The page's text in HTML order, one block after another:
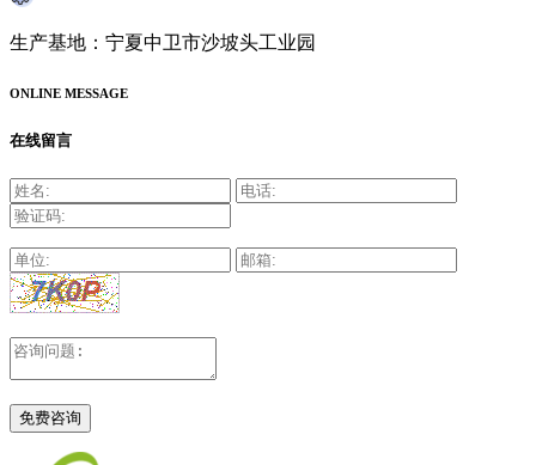
生产基地：宁夏中卫市沙坡头工业园
ONLINE MESSAGE
在线留言